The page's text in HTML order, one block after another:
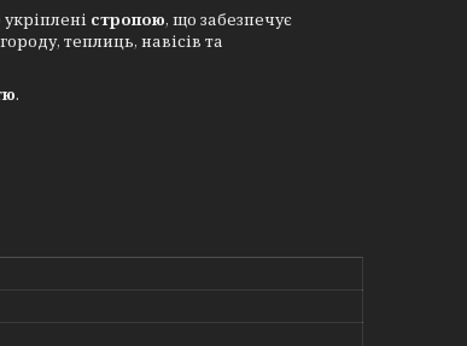
стропою, що забезпечує
теплиць, навісів та
.